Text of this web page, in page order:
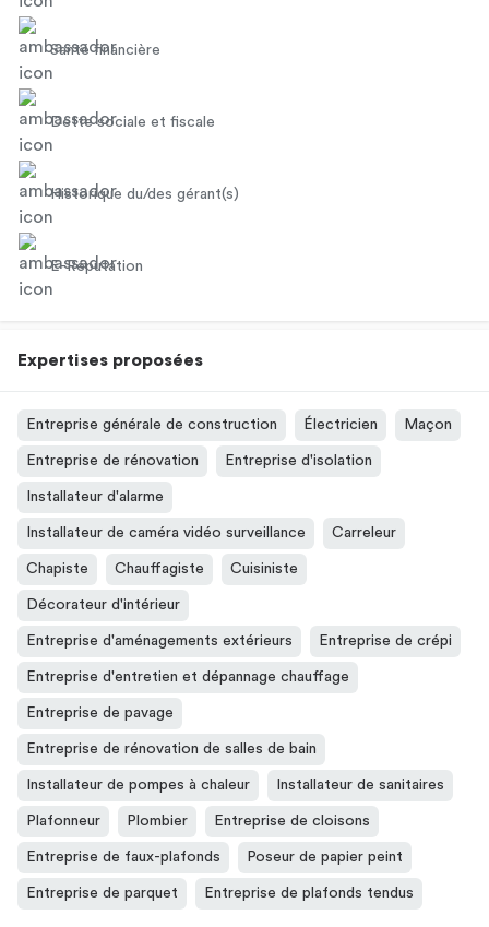
Santé financière
Dette sociale et fiscale
Historique du/des gérant(s)
E-Réputation
Expertises proposées
Entreprise générale de construction Électricien Maçon
Entreprise de rénovation Entreprise d'isolation
Installateur d'alarme
Installateur de caméra vidéo surveillance Carreleur
Chapiste Chauffagiste Cuisiniste
Décorateur d'intérieur
Entreprise d'aménagements extérieurs Entreprise de crépi
Entreprise d'entretien et dépannage chauffage
Entreprise de pavage
Entreprise de rénovation de salles de bain
Installateur de pompes à chaleur Installateur de sanitaires
Plafonneur Plombier Entreprise de cloisons
Entreprise de faux-plafonds Poseur de papier peint
Entreprise de parquet Entreprise de plafonds tendus